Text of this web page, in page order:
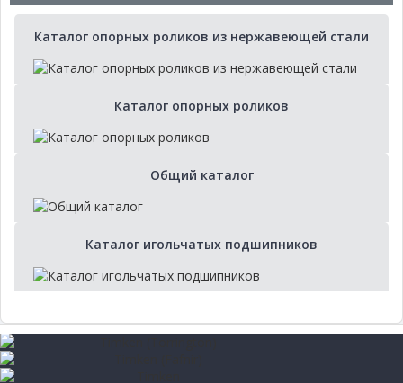
Каталог опорных роликов из нержавеющей стали
Каталог опорных роликов
Общий каталог
Каталог игольчатых подшипников